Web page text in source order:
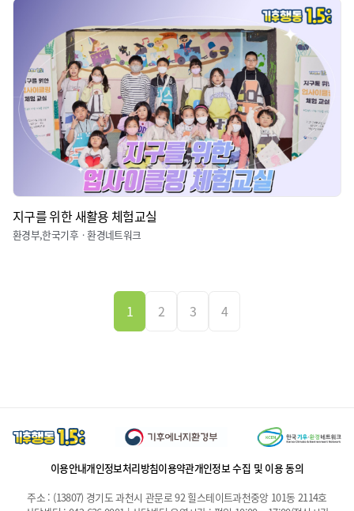
지구를 위한 새활용 체험교실
환경부,한국기후ㆍ환경네트워크
1 2 3 4
이용안내개인정보처리방침이용약관개인정보 수집 및 이용 동의
주소 : (13807) 경기도 과천시 관문로 92 힐스테이트과천중앙 101동 2114호